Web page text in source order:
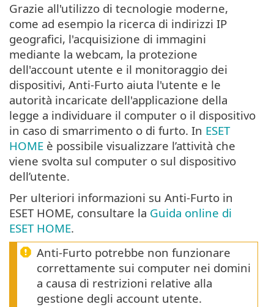
Grazie all'utilizzo di tecnologie moderne,
come ad esempio la ricerca di indirizzi IP
geografici, l'acquisizione di immagini
mediante la webcam, la protezione
dell'account utente e il monitoraggio dei
dispositivi, Anti-Furto aiuta l'utente e le
autorità incaricate dell'applicazione della
legge a individuare il computer o il dispositivo
in caso di smarrimento o di furto. In ESET
HOME è possibile visualizzare l’attività che
viene svolta sul computer o sul dispositivo
dell’utente.
Per ulteriori informazioni su Anti-Furto in
ESET HOME, consultare la Guida online di
ESET HOME.
Anti-Furto potrebbe non funzionare
correttamente sui computer nei domini
a causa di restrizioni relative alla
gestione degli account utente.